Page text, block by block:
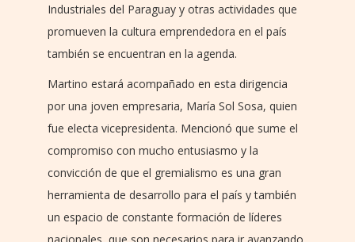
Industriales del Paraguay y otras actividades que
promueven la cultura emprendedora en el país
también se encuentran en la agenda.
Martino estará acompañado en esta dirigencia
por una joven empresaria, María Sol Sosa, quien
fue electa vicepresidenta. Mencionó que sume el
compromiso con mucho entusiasmo y la
convicción de que el gremialismo es una gran
herramienta de desarrollo para el país y también
un espacio de constante formación de líderes